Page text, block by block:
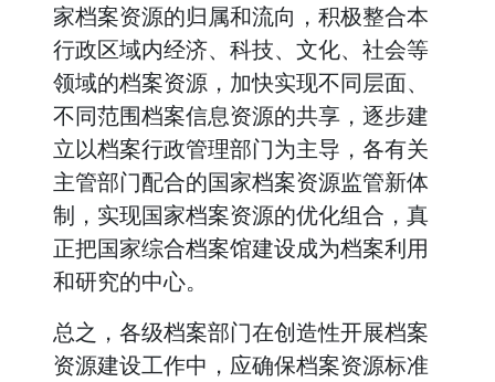
家档案资源的归属和流向，积极整合本
行政区域内经济、科技、文化、社会等
领域的档案资源，加快实现不同层面、
不同范围档案信息资源的共享，逐步建
立以档案行政管理部门为主导，各有关
主管部门配合的国家档案资源监管新体
制，实现国家档案资源的优化组合，真
正把国家综合档案馆建设成为档案利用
和研究的中心。
总之，各级档案部门在创造性开展档案
资源建设工作中，应确保档案资源标准